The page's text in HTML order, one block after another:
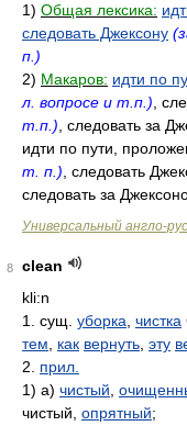
1) Общая лексика:
следовать Джексону
п.)
2) Макаров: идти по
л. вопросе и т.п.) ,
т.п.) , следовать за
идти по пути,
т. п.) , следовать
следовать за
Универсальный англо-
8
clean
kli:n
1. сущ. уборка чистка
тем
как вернуть эту
2. прил.
1) а) чистый
чистый, опрятный;